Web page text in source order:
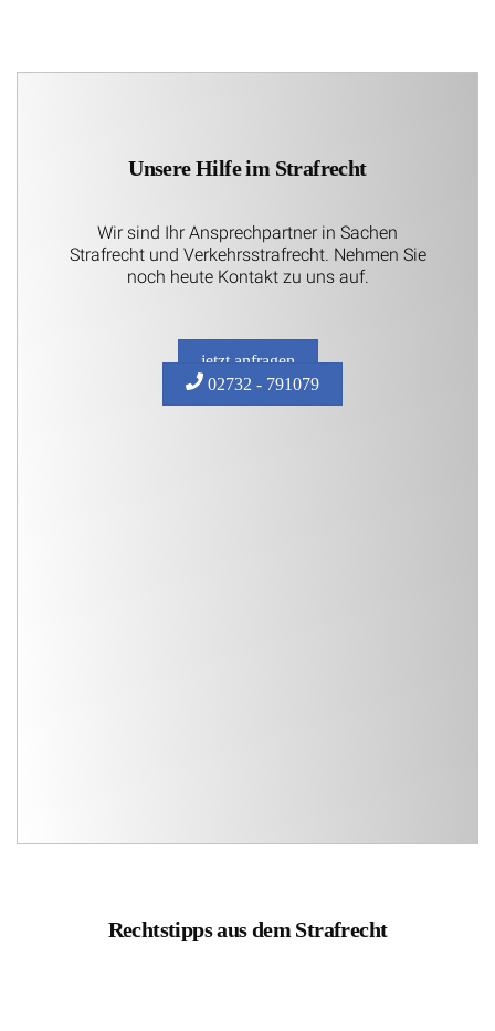
Unsere Hilfe im Strafrecht
Wir sind Ihr Ansprechpartner in Sachen
Strafrecht und Verkehrsstrafrecht. Nehmen Sie
noch heute Kontakt zu uns auf.
jetzt anfragen
02732 - 791079
Rechtstipps aus dem Strafrecht